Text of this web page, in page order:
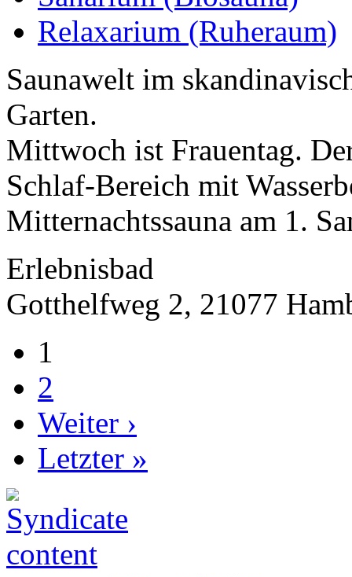
Relaxarium (Ruheraum)
Saunawelt im
Garten.
Mittwoch ist Frauentag.
Schlaf-Bereich mit
Mitternachtssauna am 1.
Erlebnisbad
Gotthelfweg 2, 21077
1
2
Weiter ›
Letzter »